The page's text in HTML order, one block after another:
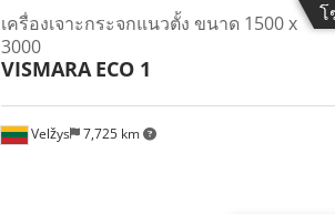
โ
Velžys 7,725 km
เครื่องเจาะกระจกแนวตั้ง ขนาด 1500 x
3000
VISMARA ECO 1